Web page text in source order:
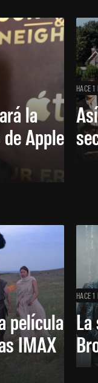
la
Apple
HACE 1
película
IMAX
HACE 1